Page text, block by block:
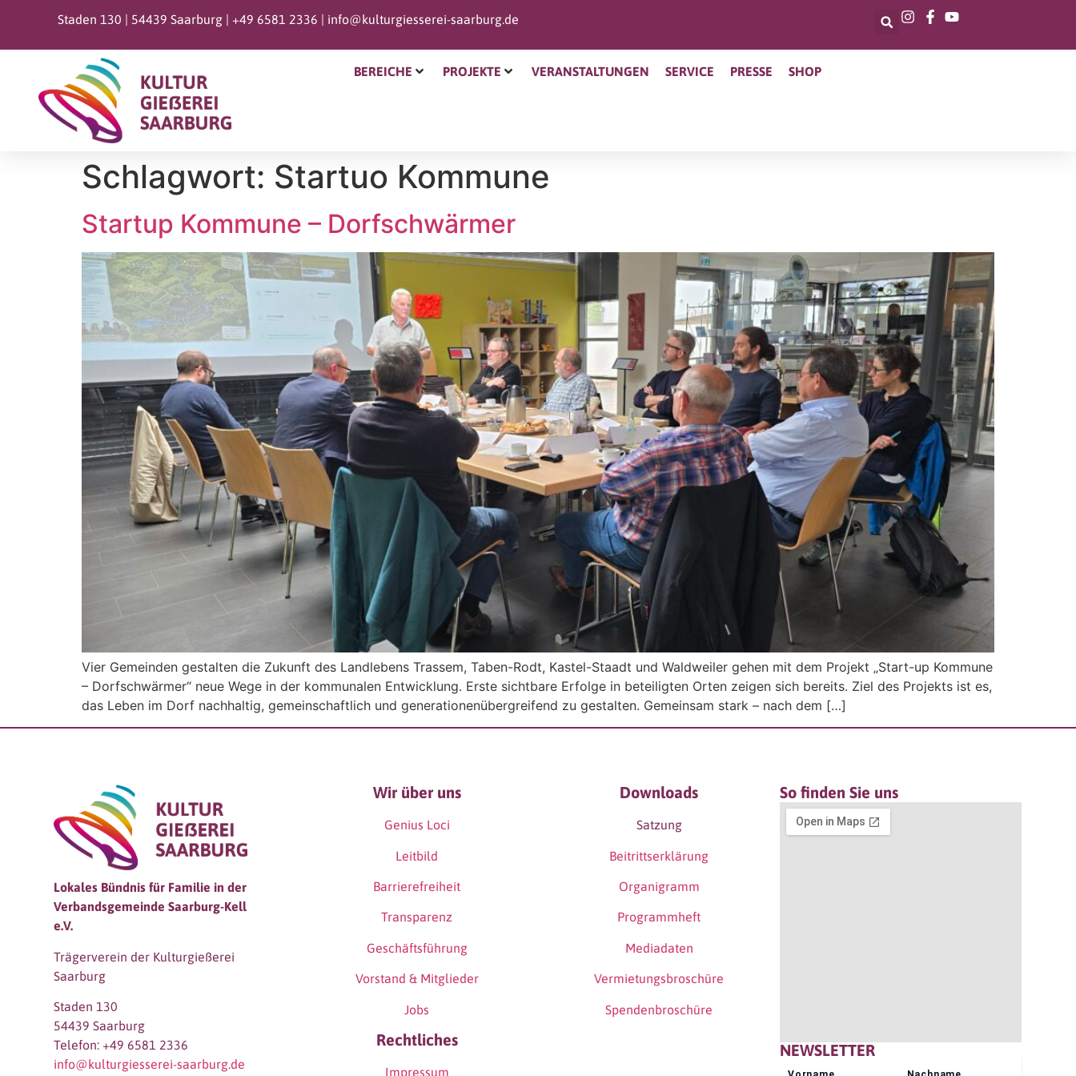
Staden 130 | 54439 Saarburg | +49 6581 2336 | info@kulturgiesserei-saarburg.de
BEREICHE PROJEKTE VERANSTALTUNGEN SERVICE PRESSE SHOP
Schlagwort: Startuo Kommune
Startup Kommune – Dorfschwärmer
Vier Gemeinden gestalten die Zukunft des Landlebens Trassem, Taben-Rodt, Kastel-Staadt und Waldweiler gehen mit dem Projekt „Start-up Kommune
– Dorfschwärmer“ neue Wege in der kommunalen Entwicklung. Erste sichtbare Erfolge in beteiligten Orten zeigen sich bereits. Ziel des Projekts ist es,
das Leben im Dorf nachhaltig, gemeinschaftlich und generationenübergreifend zu gestalten. Gemeinsam stark – nach dem […]
Lokales Bündnis für Familie in der
Verbandsgemeinde Saarburg-Kell
e.V.
Trägerverein der Kulturgießerei
Saarburg
Staden 130
54439 Saarburg
Telefon: +49 6581 2336
info@kulturgiesserei-saarburg.de
Wir über uns
Genius Loci
Leitbild
Barrierefreiheit
Transparenz
Geschäftsführung
Vorstand & Mitglieder
Jobs
Rechtliches
Impressum
Downloads
Satzung
Beitrittserklärung
Organigramm
Programmheft
Mediadaten
Vermietungsbroschüre
Spendenbroschüre
So finden Sie uns
NEWSLETTER